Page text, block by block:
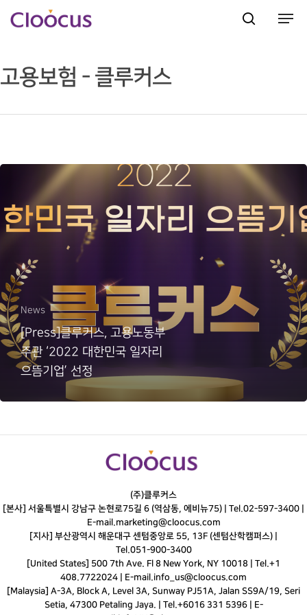
Hit enter to search or ESC to close
고용보험 - 클루커스
News
[Press]클루커스, 고용노동부
주관 ‘2022 대한민국 일자리
으뜸기업’ 선정
(주)클루커스
[본사] 서울특별시 강남구 논현로75길 6 (역삼동, 에비뉴75) | Tel.02-597-3400
E-mail.marketing@cloocus.com
[지사] 부산광역시 해운대구 센텀중앙로 55, 13F (센텀산학캠퍼스) |
Tel.051-900-3400
[United States] 500 7th Ave. Fl 8 New York, NY 10018 | Tel.+1
408.7722024 | E-mail.info_us@cloocus.com
[Malaysia] A-3A, Block A, Level 3A, Sunway PJ51A, Jalan SS9A/19, Seri
Setia, 47300 Petaling Jaya. | Tel.+6016 331 5396 | E-